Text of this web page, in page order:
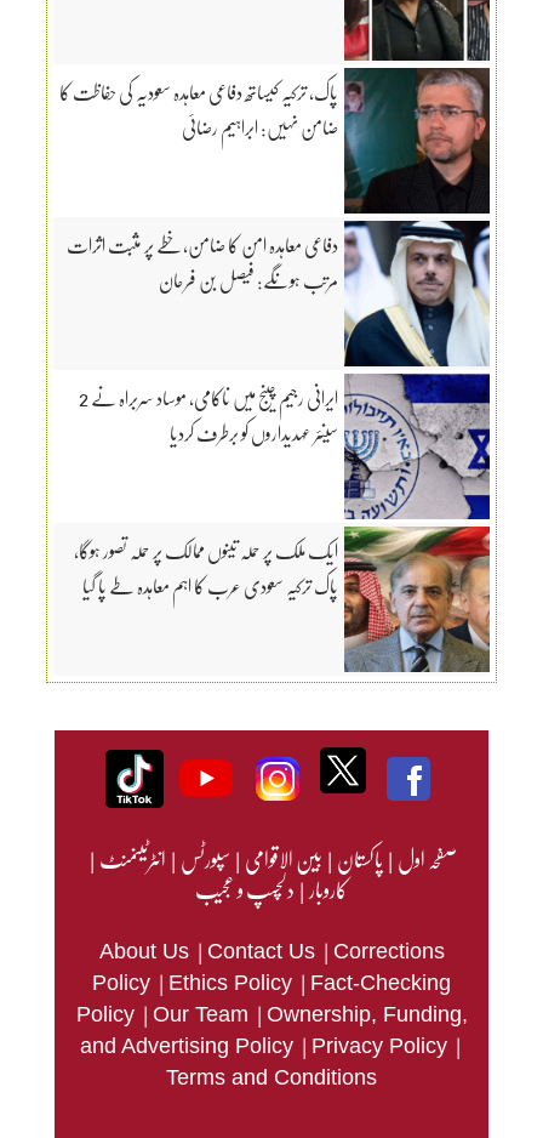
پاک، ترکیہ کیساتھ دفاعی معاہدہ سعودیہ کی حفاظت کا
ضامن نہیں: ابراہیم رضائی
دفاعی معاہدہ امن کا ضامن، خطے پر مثبت اثرات
مرتب ہونگے: فیصل بن فرحان
ایرانی رجیم چینج میں ناکامی، موساد سربراہ نے 2
سینئر عہدیداروں کو برطرف کردیا
ایک ملک پر حملہ تینوں ممالک پر حملہ تصور ہوگا،
پاک ترکیہ سعودی عرب کا اہم معاہدہ طے پا گیا
صفحہ اول|پاکستان|بین الاقوامی|سپورٹس|انٹرٹینمنٹ|
کاروبار|دلچسپ و عجیب
About Us | Contact Us | Corrections
Policy | Ethics Policy | Fact-Checking
Policy | Our Team | Ownership, Funding,
and Advertising Policy | Privacy Policy |
Terms and Conditions